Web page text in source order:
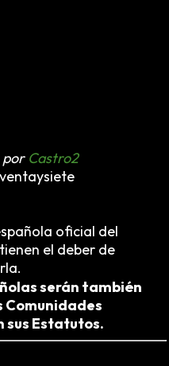
por Castro2
oficial del
el deber de
serán también
Comunidades
sus Estatutos.